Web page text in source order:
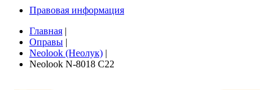
Правовая информация
Главная |
Оправы |
Neolook (Неолук) |
Neolook N-8018 C22